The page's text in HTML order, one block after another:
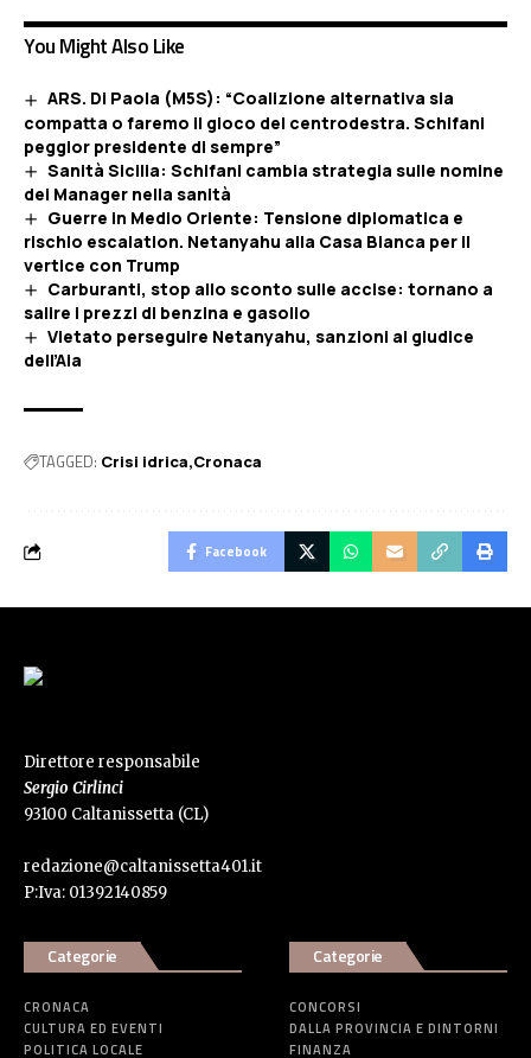
You Might Also Like
ARS. Di Paola (M5S): “Coalizione alternativa sia
compatta o faremo il gioco del centrodestra. Schifani
peggior presidente di sempre”
Sanità Sicilia: Schifani cambia strategia sulle nomine
dei Manager nella sanità
Guerre in Medio Oriente: Tensione diplomatica e
rischio escalation. Netanyahu alla Casa Bianca per il
vertice con Trump
Carburanti, stop allo sconto sulle accise: tornano a
salire i prezzi di benzina e gasolio
Vietato perseguire Netanyahu, sanzioni al giudice
dell’Aia
TAGGED: Crisi idrica Cronaca
Facebook
Direttore responsabile
Sergio Cirlinci
93100 Caltanissetta (CL)
redazione@caltanissetta401.it
P:Iva: 01392140859
Categorie
CRONACA
CULTURA ED EVENTI
POLITICA LOCALE
Categorie
CONCORSI
DALLA PROVINCIA E DINTORNI
FINANZA